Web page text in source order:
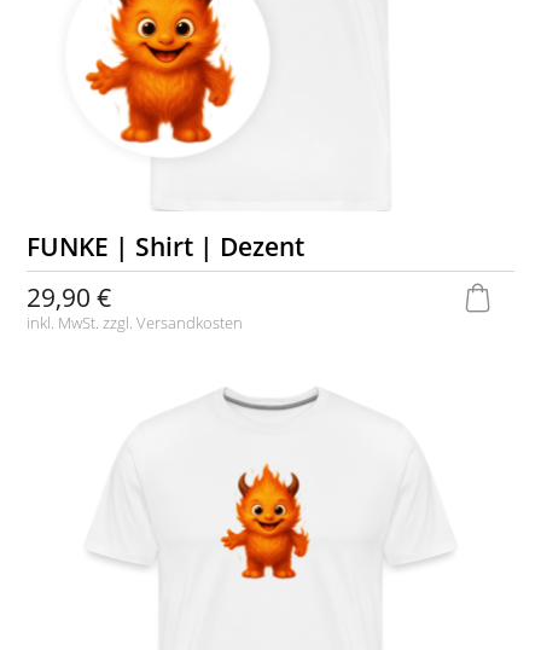
FUNKE | Shirt | Dezent
29,90 €
inkl. MwSt. zzgl.Versandkosten